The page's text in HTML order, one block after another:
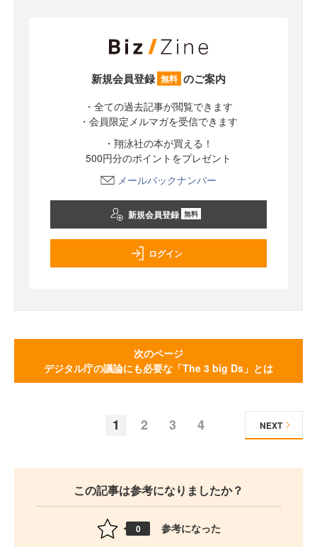
新規会員登録 無料 のご案内
・全ての過去記事が閲覧できます
・会員限定メルマガを受信できます
・翔泳社の本が買える！
500円分のポイントをプレゼント
メールバックナンバー
新規会員登録 無料
ログイン
次のページ
デジタル庁の議論にも必要な「The 3 big Ds」とは
1 2 3 4 NEXT
この記事は参考になりましたか？
0 参考になった